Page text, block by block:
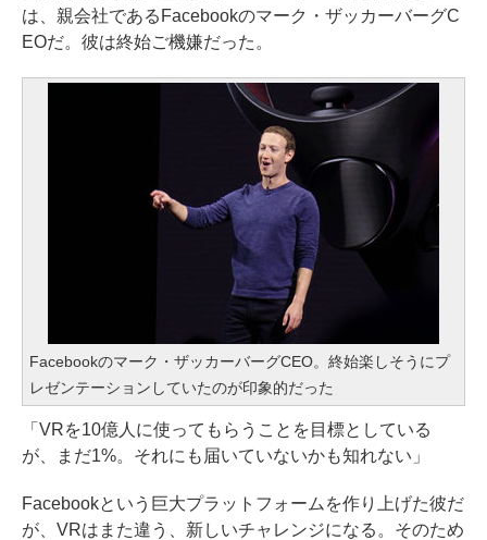
は、親会社であるFacebookのマーク・ザッカーバーグC
EOだ。彼は終始ご機嫌だった。
Facebookのマーク・ザッカーバーグCEO。終始楽しそうにプ
レゼンテーションしていたのが印象的だった
「VRを10億人に使ってもらうことを目標としている
が、まだ1%。それにも届いていないかも知れない」
Facebookという巨大プラットフォームを作り上げた彼だ
が、VRはまた違う、新しいチャレンジになる。そのため